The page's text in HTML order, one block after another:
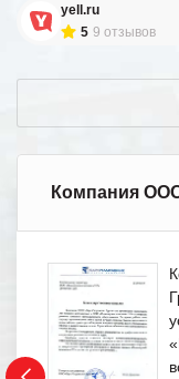
yell.ru
5 9 отзывов
Компания